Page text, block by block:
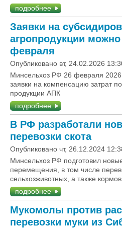
подробнее
Заявки на
агропродукции
февраля
Опубликовано вт, 24.02.2026
Минсельхоз РФ 26 февраля 2026
заявки на компенсацию затрат
продукции АПК
подробнее
В РФ разработали
перевозки скота
Опубликовано чт, 26.12.2024
Минсельхоз РФ подготовил
перемещения, в том числе
сельхозживотных, а также
подробнее
Мукомолы против
перевозки муки из